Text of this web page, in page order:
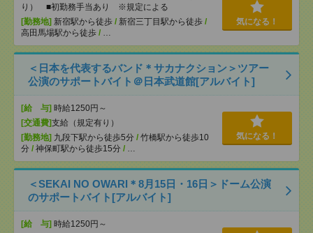
り） ■初勤務手当あり ※規定による
[勤務地] 新宿駅から徒歩 / 新宿三丁目駅から徒歩 /
高田馬場駅から徒歩 / …
気になる！
＜日本を代表するバンド＊サカナクション＞ツアー
公演のサポートバイト＠日本武道館[アルバイト]
[給 与] 時給1250円～
[交通費]支給（規定有り）
[勤務地] 九段下駅から徒歩5分 / 竹橋駅から徒歩10
分 / 神保町駅から徒歩15分 / …
気になる！
＜SEKAI NO OWARI＊8月15日・16日＞ドーム公演
のサポートバイト[アルバイト]
[給 与] 時給1250円～